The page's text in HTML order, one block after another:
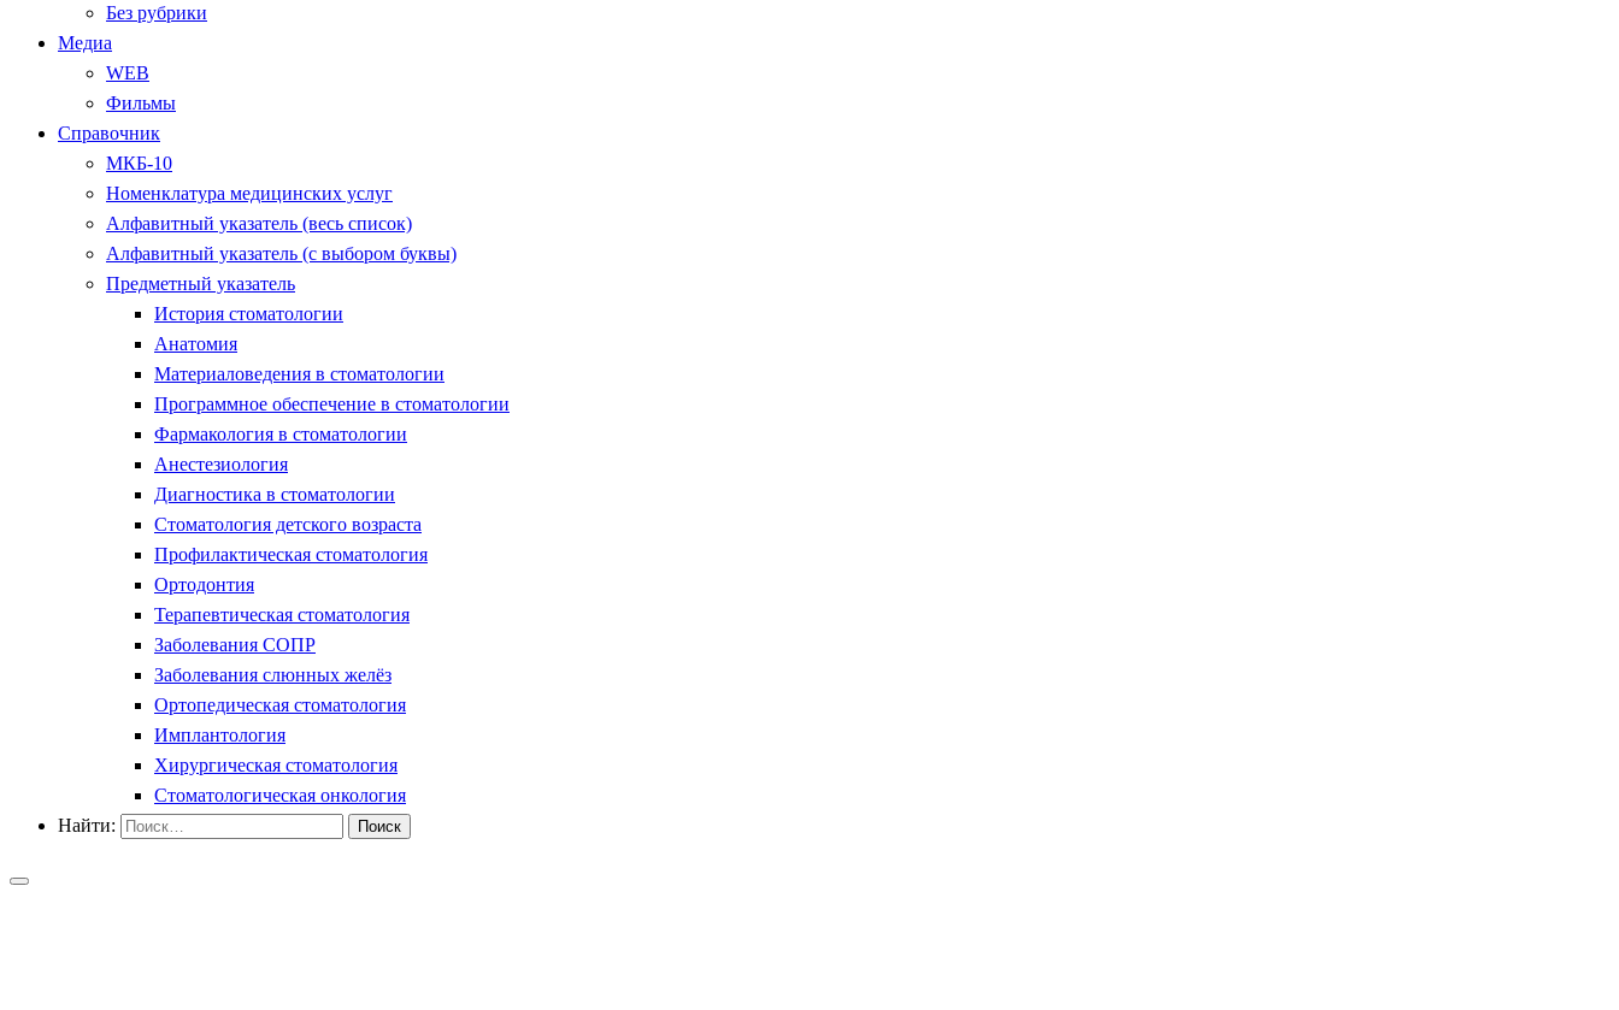
Без рубрики
Медиа
WEB
Фильмы
Справочник
МКБ-10
Номенклатура медицинских услуг
Алфавитный указатель (весь список)
Алфавитный указатель (с выбором буквы)
Предметный указатель
История стоматологии
Анатомия
Материаловедения в стоматологии
Программное обеспечение в стоматологии
Фармакология в стоматологии
Анестезиология
Диагностика в стоматологии
Стоматология детского возраста
Профилактическая стоматология
Ортодонтия
Терапевтическая стоматология
Заболевания СОПР
Заболевания слюнных желёз
Ортопедическая стоматология
Имплантология
Хирургическая стоматология
Стоматологическая онкология
Найти: